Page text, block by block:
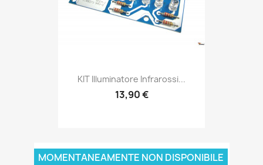
KIT Illuminatore Infrarossi...
13,90 €
MOMENTANEAMENTE NON DISPONIBILE